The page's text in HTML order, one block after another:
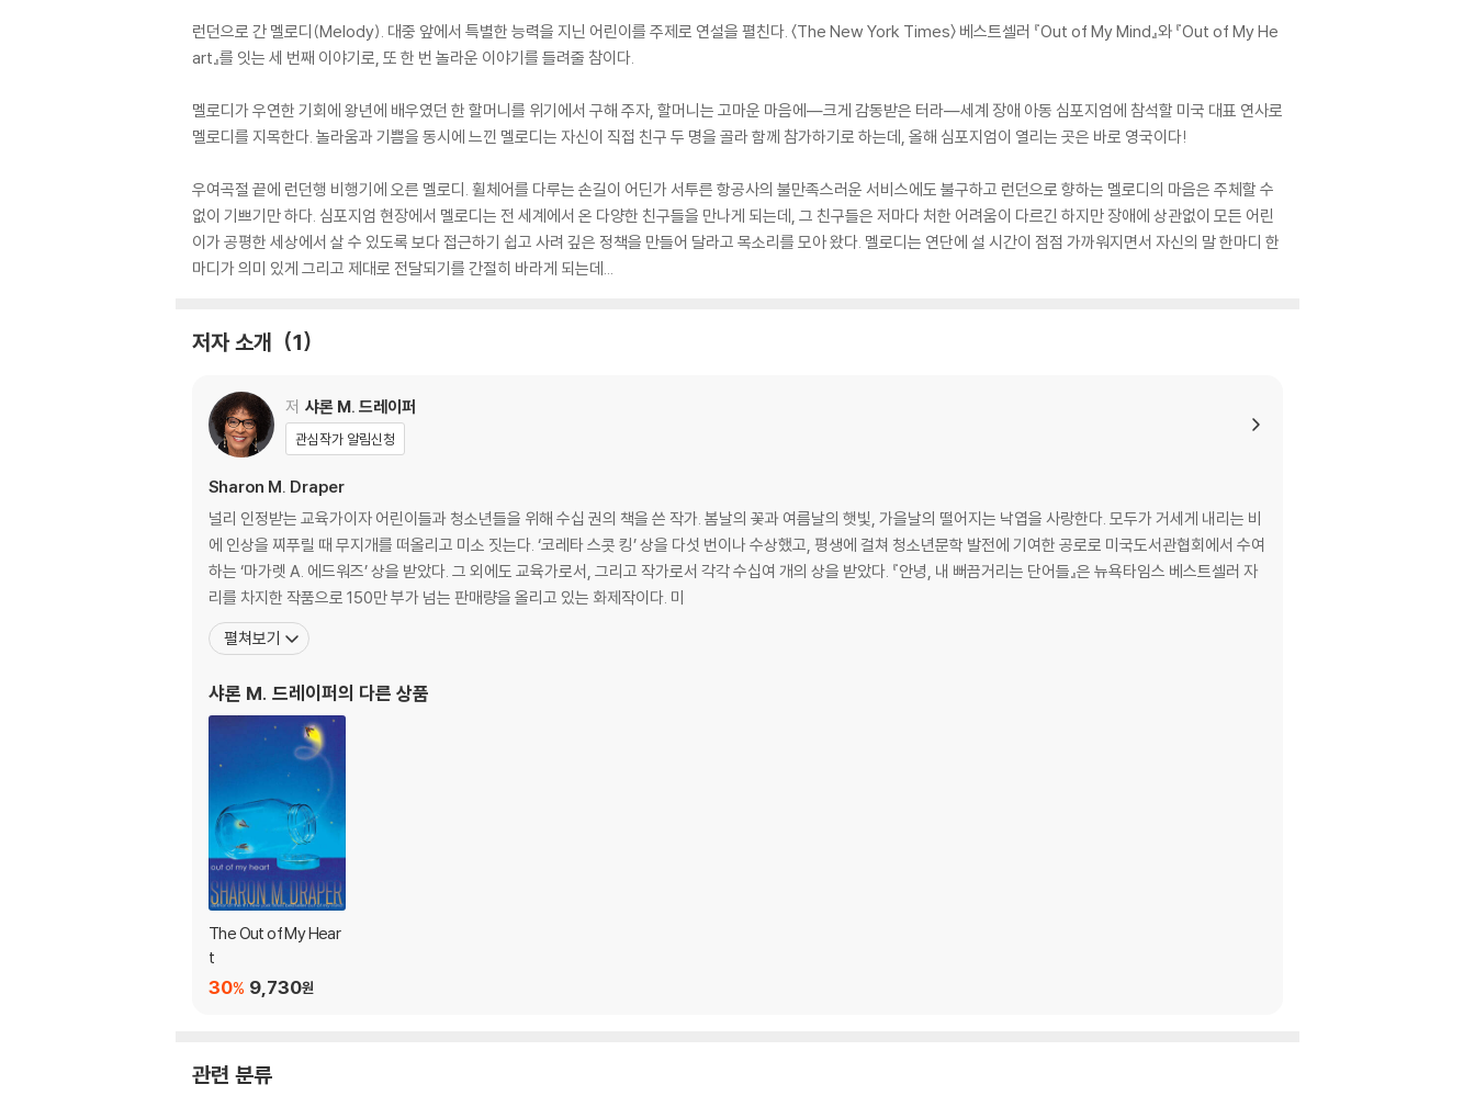
런던으로 간 멜로디(Melody). 대중 앞에서 특별한 능력을 지닌 어린이를 주제로 연설을 펼친다. 〈The New York Times〉 베스트셀러 『Out of My Mind』와 『Out of My He
art』를 잇는 세 번째 이야기로, 또 한 번 놀라운 이야기를 들려줄 참이다.
멜로디가 우연한 기회에 왕년에 배우였던 한 할머니를 위기에서 구해 주자, 할머니는 고마운 마음에―크게 감동받은 터라―세계 장애 아동 심포지엄에 참석할 미국 대표 연사로
멜로디를 지목한다. 놀라움과 기쁨을 동시에 느낀 멜로디는 자신이 직접 친구 두 명을 골라 함께 참가하기로 하는데, 올해 심포지엄이 열리는 곳은 바로 영국이다!
우여곡절 끝에 런던행 비행기에 오른 멜로디. 휠체어를 다루는 손길이 어딘가 서투른 항공사의 불만족스러운 서비스에도 불구하고 런던으로 향하는 멜로디의 마음은 주체할 수
없이 기쁘기만 하다. 심포지엄 현장에서 멜로디는 전 세계에서 온 다양한 친구들을 만나게 되는데, 그 친구들은 저마다 처한 어려움이 다르긴 하지만 장애에 상관없이 모든 어린
이가 공평한 세상에서 살 수 있도록 보다 접근하기 쉽고 사려 깊은 정책을 만들어 달라고 목소리를 모아 왔다. 멜로디는 연단에 설 시간이 점점 가까워지면서 자신의 말 한마디 한
마디가 의미 있게 그리고 제대로 전달되기를 간절히 바라게 되는데...
저자 소개 1
저 샤론 M. 드레이퍼
관심작가 알림신청
Sharon M. Draper
널리 인정받는 교육가이자 어린이들과 청소년들을 위해 수십 권의 책을 쓴 작가. 봄날의 꽃과 여름날의 햇빛, 가을날의 떨어지는 낙엽을 사랑한다. 모두가 거세게 내리는 비
에 인상을 찌푸릴 때 무지개를 떠올리고 미소 짓는다. ‘코레타 스콧 킹’ 상을 다섯 번이나 수상했고, 평생에 걸쳐 청소년문학 발전에 기여한 공로로 미국도서관협회에서 수여
하는 ‘마가렛 A. 에드워즈’ 상을 받았다. 그 외에도 교육가로서, 그리고 작가로서 각각 수십여 개의 상을 받았다. 『안녕, 내 뻐끔거리는 단어들』은 뉴욕타임스 베스트셀러 자
리를 차지한 작품으로 150만 부가 넘는 판매량을 올리고 있는 화제작이다. 미
펼쳐보기
샤론 M. 드레이퍼의 다른 상품
The Out of My Hear
t
9,730원
30%
관련 분류